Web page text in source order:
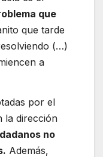
que
que tarde
(…)
a
por el
la dirección
no
Además,